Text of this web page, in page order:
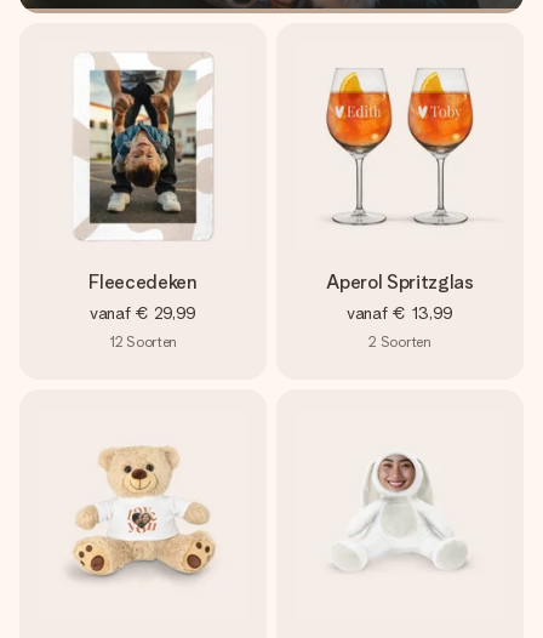
Fleecedeken
vanaf € 29,99
12 Soorten
Aperol Spritzglas
vanaf € 13,99
2 Soorten